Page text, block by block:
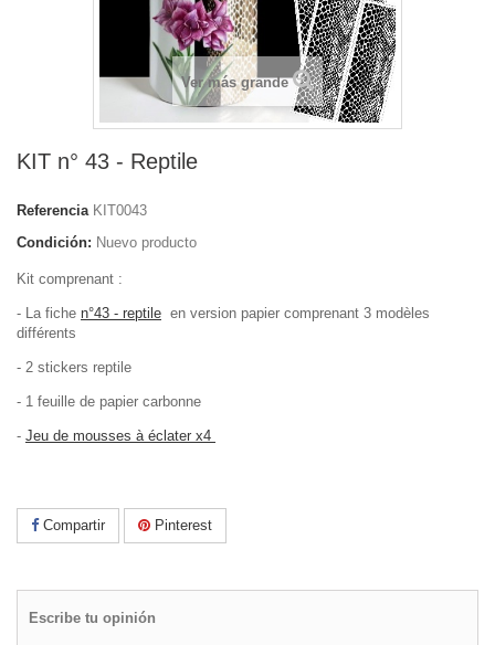
Ver más grande
KIT n° 43 - Reptile
Referencia KIT0043
Condición: Nuevo producto
Kit comprenant :
- La fiche n°43 - reptile en version papier comprenant 3 modèles
différents
- 2 stickers reptile
- 1 feuille de papier carbonne
- Jeu de mousses à éclater x4
Compartir Pinterest
Escribe tu opinión